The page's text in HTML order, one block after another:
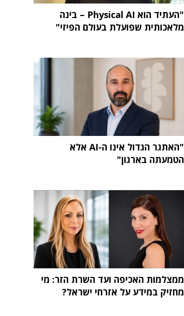
"העתיד הוא Physical AI – בינה
מלאכותית שפועלת בעולם הפיזי"
"האתגר הגדול אינו ה-AI אלא
הטמעתה בארגון"
ממצלמות האכיפה ועד השרת הזר: מי
מחזיק במידע על אזרחי ישראל?